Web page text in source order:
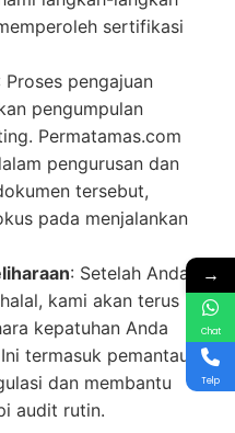
sertifikasi
Proses pengajuan
pengumpulan
Permatamas.com
pengurusan dan
tersebut,
pada menjalankan
: Setelah Anda
kami akan terus
kepatuhan Anda
termasuk pemantauan
dan membantu
audit rutin.
→
Chat
Telp